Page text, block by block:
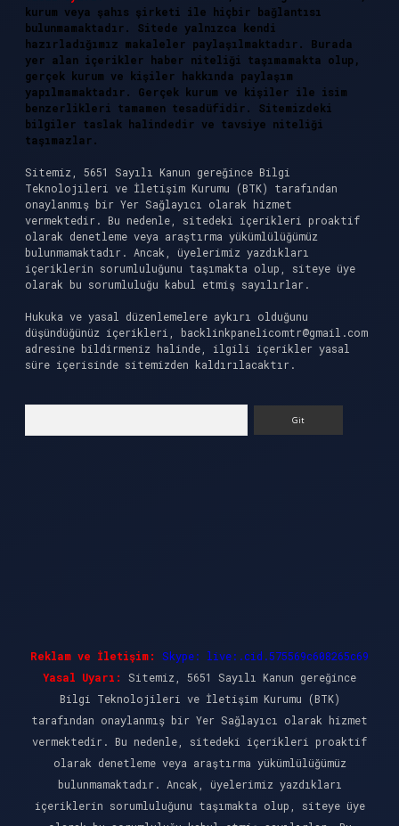
kurum veya şahıs şirketi ile hiçbir bağlantısı
bulunmamaktadır. Sitede yalnızca kendi
hazırladığımız makaleler paylaşılmaktadır. Burada
yer alan içerikler haber niteliği taşımamakta olup,
gerçek kurum ve kişiler hakkında paylaşım
yapılmamaktadır. Gerçek kurum ve kişiler ile isim
benzerlikleri tamamen tesadüfidir. Sitemizdeki
bilgiler taslak halindedir ve tavsiye niteliği
taşımazlar.
Sitemiz, 5651 Sayılı Kanun gereğince Bilgi
Teknolojileri ve İletişim Kurumu (BTK) tarafından
onaylanmış bir Yer Sağlayıcı olarak hizmet
vermektedir. Bu nedenle, sitedeki içerikleri proaktif
olarak denetleme veya araştırma yükümlülüğümüz
bulunmamaktadır. Ancak, üyelerimiz yazdıkları
içeriklerin sorumluluğunu taşımakta olup, siteye üye
olarak bu sorumluluğu kabul etmiş sayılırlar.
Hukuka ve yasal düzenlemelere aykırı olduğunu
düşündüğünüz içerikleri, backlinkpanelicomtr@gmail.com
adresine bildirmeniz halinde, ilgili içerikler yasal
süre içerisinde sitemizden kaldırılacaktır.
Reklam ve İletişim:
Skype: live:.cid.575569c608265c69
Yasal Uyarı:
Sitemiz, 5651 Sayılı Kanun gereğince
Bilgi Teknolojileri ve İletişim Kurumu (BTK)
tarafından onaylanmış bir Yer Sağlayıcı olarak hizmet
vermektedir. Bu nedenle, sitedeki içerikleri proaktif
olarak denetleme veya araştırma yükümlülüğümüz
bulunmamaktadır. Ancak, üyelerimiz yazdıkları
içeriklerin sorumluluğunu taşımakta olup, siteye üye